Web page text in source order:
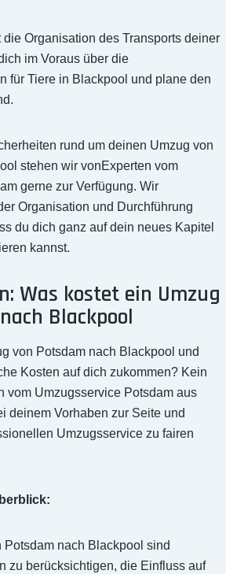
Organisation des Transports deiner
im Voraus über die
für Tiere in Blackpool und plane den
rund um deinen Umzug von
stehen wir vonExperten vom
gerne zur Verfügung. Wir
Organisation und Durchführung
du dich ganz auf dein neues Kapitel
kannst.
Was kostet ein Umzug
Blackpool
von Potsdam nach Blackpool und
Kosten auf dich zukommen? Kein
vom Umzugsservice Potsdam aus
deinem Vorhaben zur Seite und
Umzugsservice zu fairen
Potsdam nach Blackpool sind
zu berücksichtigen, die Einfluss auf